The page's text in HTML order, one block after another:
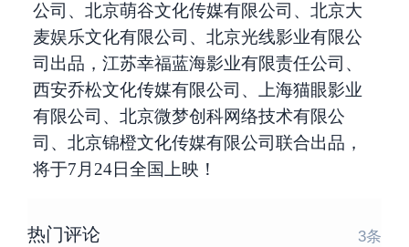
公司、北京萌谷文化传媒有限公司、北京大
麦娱乐文化有限公司、北京光线影业有限公
司出品，江苏幸福蓝海影业有限责任公司、
西安乔松文化传媒有限公司、上海猫眼影业
有限公司、北京微梦创科网络技术有限公
司、北京锦橙文化传媒有限公司联合出品，
将于7月24日全国上映！
热门评论 3条